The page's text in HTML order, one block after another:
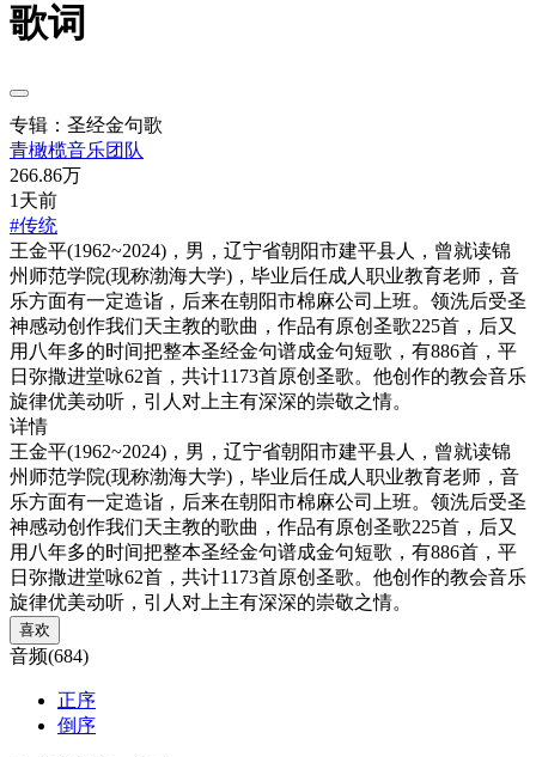
歌词
专辑：圣经金句歌
青橄榄音乐团队
266.86万
1天前
#传统
王金平(1962~2024)，男，辽宁省朝阳市建平县人，曾就读锦
州师范学院(现称渤海大学)，毕业后任成人职业教育老师，音
乐方面有一定造诣，后来在朝阳市棉麻公司上班。领洗后受圣
神感动创作我们天主教的歌曲，作品有原创圣歌225首，后又
用八年多的时间把整本圣经金句谱成金句短歌，有886首，平
日弥撒进堂咏62首，共计1173首原创圣歌。他创作的教会音乐
旋律优美动听，引人对上主有深深的崇敬之情。
详情
王金平(1962~2024)，男，辽宁省朝阳市建平县人，曾就读锦
州师范学院(现称渤海大学)，毕业后任成人职业教育老师，音
乐方面有一定造诣，后来在朝阳市棉麻公司上班。领洗后受圣
神感动创作我们天主教的歌曲，作品有原创圣歌225首，后又
用八年多的时间把整本圣经金句谱成金句短歌，有886首，平
日弥撒进堂咏62首，共计1173首原创圣歌。他创作的教会音乐
旋律优美动听，引人对上主有深深的崇敬之情。
喜欢
音频(684)
正序
倒序